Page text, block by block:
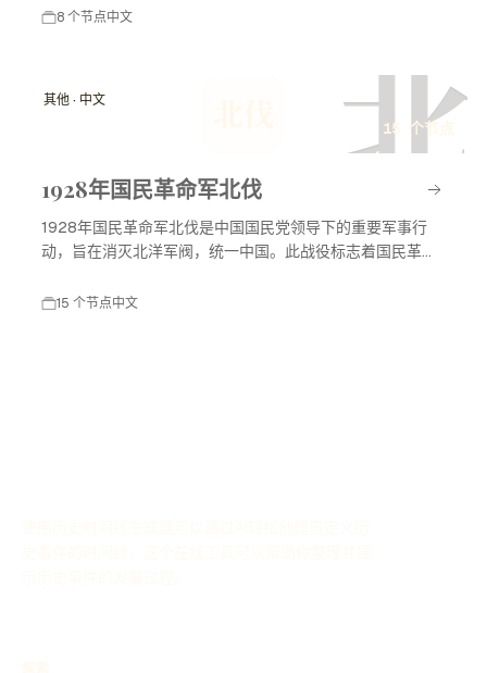
8 个节点中文
北
其他 · 中文
15 个节点
1928年国民革命军北伐
1928年国民革命军北伐是中国国民党领导下的重要军事行
动，旨在消灭北洋军阀，统一中国。此战役标志着国民革命
15 个节点中文